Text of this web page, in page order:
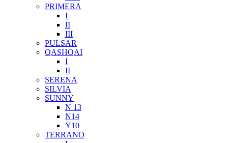
PRIMERA
I
II
III
PULSAR
QASHQAI
I
II
SERENA
SILVIA
SUNNY
N 13
N14
Y10
TERRANO